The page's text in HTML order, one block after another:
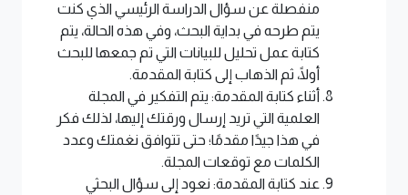
منفصلة عن سؤال الدراسة الرئيسي الذي كنت
يتم طرحه في بداية البحث، وفي هذه الحالة، يتم
كتابة عمل تحليل للبيانات التي تم جمعها للبحث
أولًا، ثم الذهاب إلى كتابة المقدمة.
أثناء كتابة المقدمة: يتم التفكير في المجلة
العلمية التي تريد إرسال ورقتك إليها، لذلك فكر
في هذا جيدًا مقدمًا؛ حتى تتوافق نغمتك وعدد
الكلمات مع توقعات المجلة.
عند كتابة المقدمة: نعود إلى سؤال البحثي